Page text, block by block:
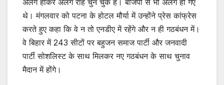
अलग होकर अलग राह चुन चुके हैं। बीजेपी से भी अलग हो गए
थे। मंगलवार को पटना के होटल मौर्या में उन्होंने प्रेस कांफ्रेस
करते हुए कहा कि वे न तो एनडीए में रहेंगे और न ही गठबंधन में।
वे बिहार में 243 सीटों पर बहुजन समाज पार्टी और जनवादी
पार्टी सोशलिस्ट के साथ मिलकर नए गठबंधन के साथ चुनाव
मैदान में होंगे।